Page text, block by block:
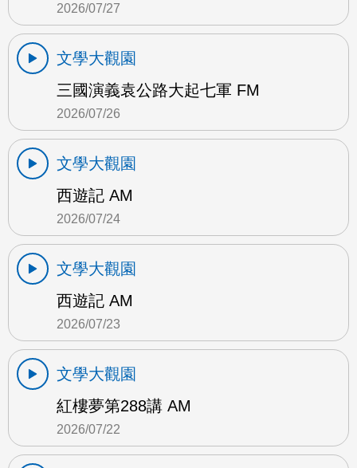
2026/07/27
文學大觀園
三國演義袁公路大起七軍 FM
2026/07/26
文學大觀園
西遊記 AM
2026/07/24
文學大觀園
西遊記 AM
2026/07/23
文學大觀園
紅樓夢第288講 AM
2026/07/22